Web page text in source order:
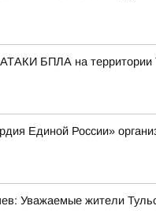
БПЛА на территории
Единой России»
Уважаемые жители